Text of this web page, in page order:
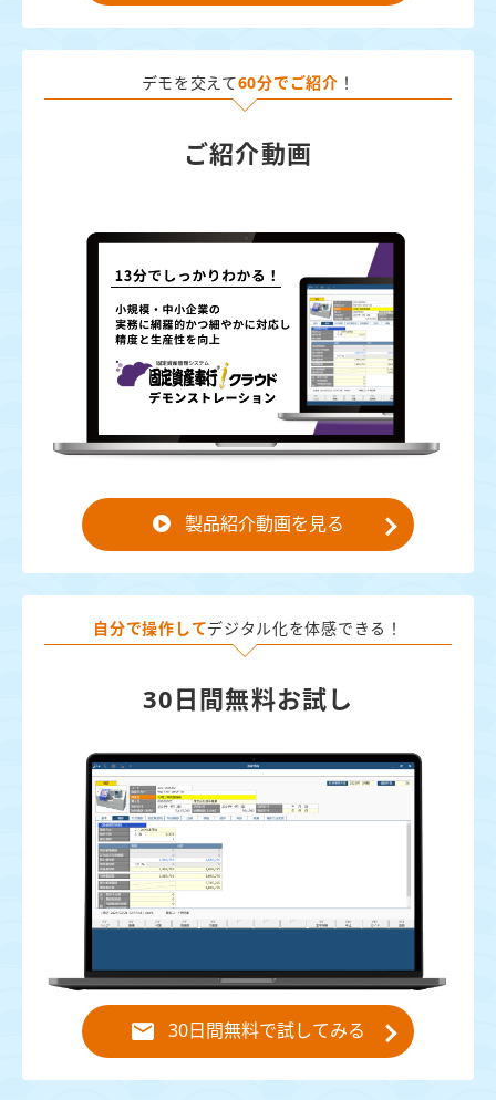
デモを交えて60分でご紹介 ！
ご紹介動画
製品紹介動画を見る
自分で操作してデジタル化を体感できる！
30日間無料お試し
30日間無料で試してみる